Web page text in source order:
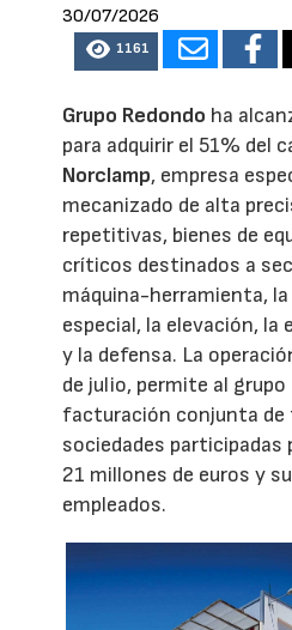
30/07/2026
1161
Grupo Redondo ha
para adquirir el 51% del
Norclamp, empresa
mecanizado de alta
repetitivas, bienes de
críticos destinados a
máquina-herramienta, la
especial, la elevación, la
y la defensa. La
de julio, permite al grupo
facturación conjunta de
sociedades participadas
21 millones de euros y
empleados.